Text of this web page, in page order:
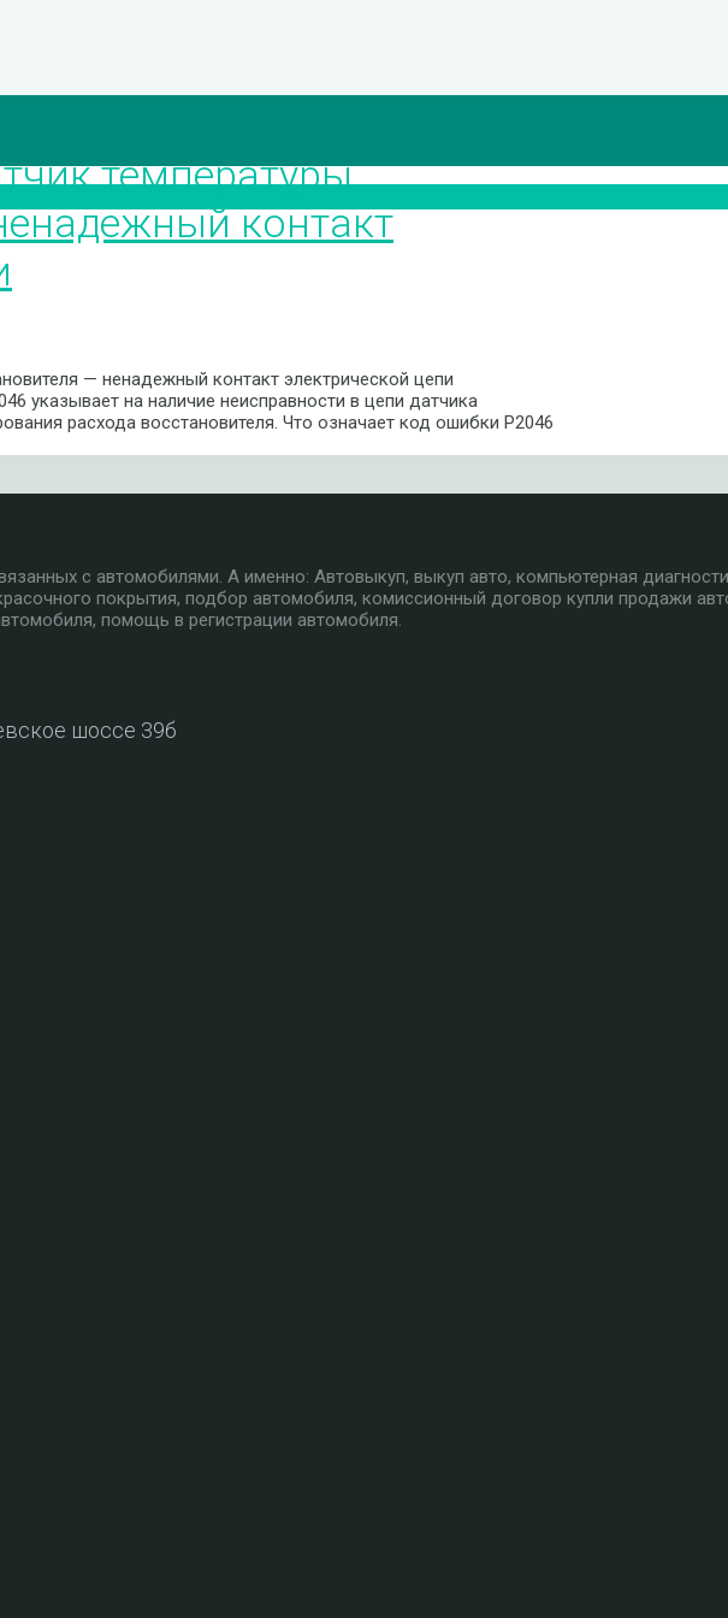
температуры
контакт
— ненадежный контакт электрической цепи
указывает на наличие неисправности в цепи датчика
расхода восстановителя. Что означает код ошибки P2046
с автомобилями. А именно: Автовыкуп, выкуп авто, компьютерная
покрытия, подбор автомобиля, комиссионный договор купли продажи
помощь в регистрации автомобиля.
шоссе 39б